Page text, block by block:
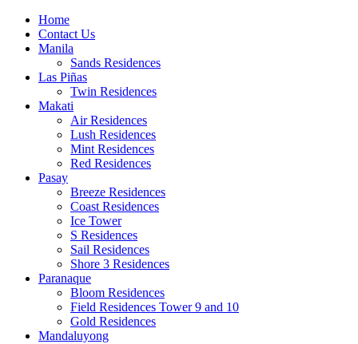
Home
Contact Us
Manila
Sands Residences
Las Piñas
Twin Residences
Makati
Air Residences
Lush Residences
Mint Residences
Red Residences
Pasay
Breeze Residences
Coast Residences
Ice Tower
S Residences
Sail Residences
Shore 3 Residences
Paranaque
Bloom Residences
Field Residences Tower 9 and 10
Gold Residences
Mandaluyong